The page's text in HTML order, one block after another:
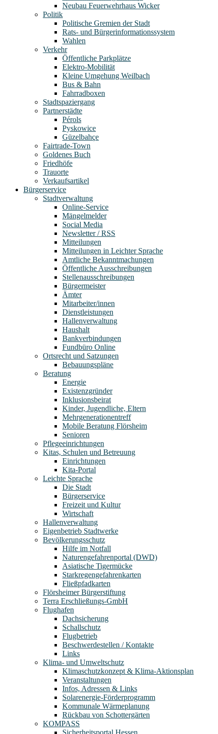
Neubau Feuerwehrhaus Wicker
Politik
Politische Gremien der Stadt
Rats- und Bürgerinformationssystem
Wahlen
Verkehr
Öffentliche Parkplätze
Elektro-Mobilität
Kleine Umgehung Weilbach
Bus & Bahn
Fahrradboxen
Stadtspaziergang
Partnerstädte
Pérols
Pyskowice
Güzelbahçe
Fairtrade-Town
Goldenes Buch
Friedhöfe
Trauorte
Verkaufsartikel
Bürgerservice
Stadtverwaltung
Online-Service
Mängelmelder
Social Media
Newsletter / RSS
Mitteilungen
Mitteilungen in Leichter Sprache
Amtliche Bekanntmachungen
Öffentliche Ausschreibungen
Stellenausschreibungen
Bürgermeister
Ämter
Mitarbeiter/innen
Dienstleistungen
Hallenverwaltung
Haushalt
Bankverbindungen
Fundbüro Online
Ortsrecht und Satzungen
Bebauungspläne
Beratung
Energie
Existenzgründer
Inklusionsbeirat
Kinder, Jugendliche, Eltern
Mehrgenerationentreff
Mobile Beratung Flörsheim
Senioren
Pflegeeinrichtungen
Kitas, Schulen und Betreuung
Einrichtungen
Kita-Portal
Leichte Sprache
Die Stadt
Bürgerservice
Freizeit und Kultur
Wirtschaft
Hallenverwaltung
Eigenbetrieb Stadtwerke
Bevölkerungsschutz
Hilfe im Notfall
Naturengefahrenportal (DWD)
Asiatische Tigermücke
Starkregengefahrenkarten
Fließpfadkarten
Flörsheimer Bürgerstiftung
Terra Erschließungs-GmbH
Flughafen
Dachsicherung
Schallschutz
Flugbetrieb
Beschwerdestellen / Kontakte
Links
Klima- und Umweltschutz
Klimaschutzkonzept & Klima-Aktionsplan
Veranstaltungen
Infos, Adressen & Links
Solarenergie-Förderprogramm
Kommunale Wärmeplanung
Rückbau von Schottergärten
KOMPASS
Sicherheitsportal Hessen